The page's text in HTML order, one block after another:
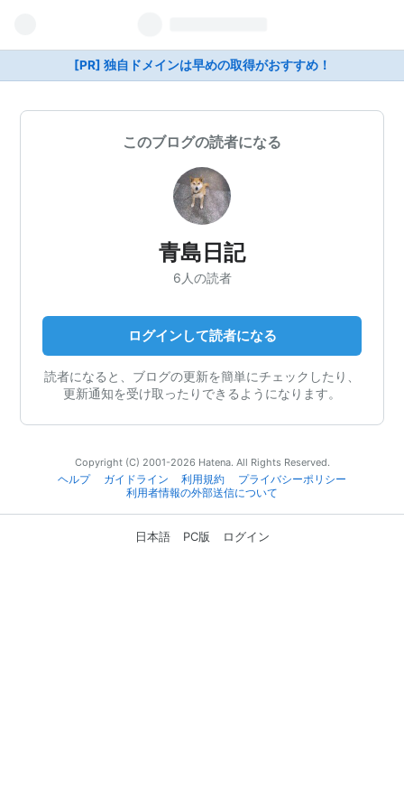
[PR] 独自ドメインは早めの取得がおすすめ！
このブログの読者になる
青島日記
6人の読者
ログインして読者になる
読者になると、ブログの更新を簡単にチェックしたり、
更新通知を受け取ったりできるようになります。
Copyright (C) 2001-2026 Hatena. All Rights Reserved.
ヘルプ
ガイドライン 利用規約
プライバシーポリシー
利用者情報の外部送信について
日本語 PC版 ログイン